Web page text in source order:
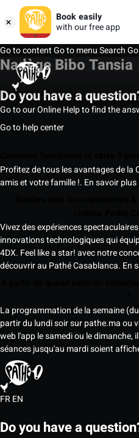
Book easily
with our free app
Go to contentGo to menuSearch
Nadège Bibo Tansia
Do you have a
Go to our Online Help to find the
Go to help center
Profitez de tous les avantages de la
amis et votre famille !. En savoir plus
Vivez des expériences
innovations technologiques qui
4DX. Feel like a star! avec notre
découvrir au Pathé Casablanca. En
La programmation de la semaine
partir du lundi soir sur pathe.ma ou
web l'app le samedi ou le dimanche,
séances jusqu'au mardi soient
FREN
Do you have a